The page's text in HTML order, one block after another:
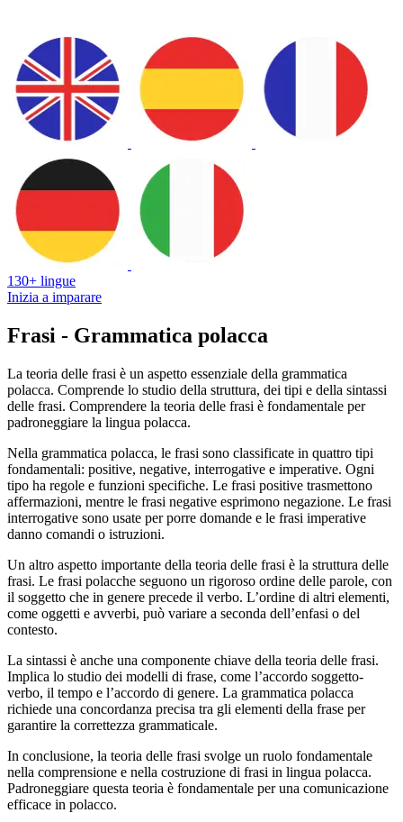
130+ lingue
Inizia a imparare
Frasi - Grammatica polacca
La teoria delle frasi è un aspetto essenziale della grammatica
polacca. Comprende lo studio della struttura, dei tipi e della sintassi
delle frasi. Comprendere la teoria delle frasi è fondamentale per
padroneggiare la lingua polacca.
Nella grammatica polacca, le frasi sono classificate in quattro tipi
fondamentali: positive, negative, interrogative e imperative. Ogni
tipo ha regole e funzioni specifiche. Le frasi positive trasmettono
affermazioni, mentre le frasi negative esprimono negazione. Le frasi
interrogative sono usate per porre domande e le frasi imperative
danno comandi o istruzioni.
Un altro aspetto importante della teoria delle frasi è la struttura delle
frasi. Le frasi polacche seguono un rigoroso ordine delle parole, con
il soggetto che in genere precede il verbo. L’ordine di altri elementi,
come oggetti e avverbi, può variare a seconda dell’enfasi o del
contesto.
La sintassi è anche una componente chiave della teoria delle frasi.
Implica lo studio dei modelli di frase, come l’accordo soggetto-
verbo, il tempo e l’accordo di genere. La grammatica polacca
richiede una concordanza precisa tra gli elementi della frase per
garantire la correttezza grammaticale.
In conclusione, la teoria delle frasi svolge un ruolo fondamentale
nella comprensione e nella costruzione di frasi in lingua polacca.
Padroneggiare questa teoria è fondamentale per una comunicazione
efficace in polacco.